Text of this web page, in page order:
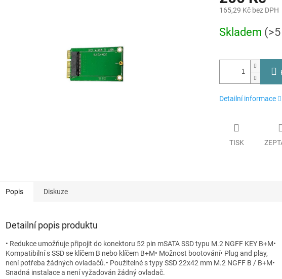
165,29 Kč bez DPH
cena:
Skladem
Detailní informace
TISK
Popis Diskuze
Detailní popis produktu
• Redukce umožňuje připojit do konektoru 52 pin mSATA SSD typu M.2 NGFF KEY B+M•
Kompatibilní s SSD se klíčem B nebo klíčem B+M• Možnost bootování• Plug and play,
není potřeba žádných ovladačů.• Použitelné s typy SSD 22x42 mm M.2 NGFF B / B+M•
Snadná instalace a není vyžadován žádný ovladač.